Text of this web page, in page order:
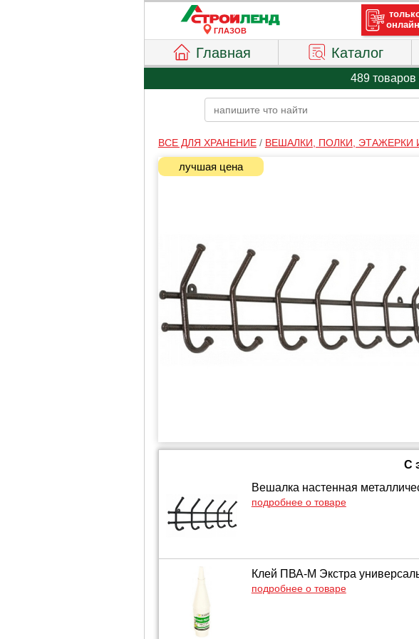
ГЛАЗОВ
Главная Каталог
489 товаров
ВСЕ ДЛЯ ХРАНЕНИЕ/ ВЕШАЛКИ, ПОЛКИ, ЭТАЖЕРКИ
С
Вешалка настенная
подробнее о товаре
Клей ПВА-М Экстра
подробнее о товаре